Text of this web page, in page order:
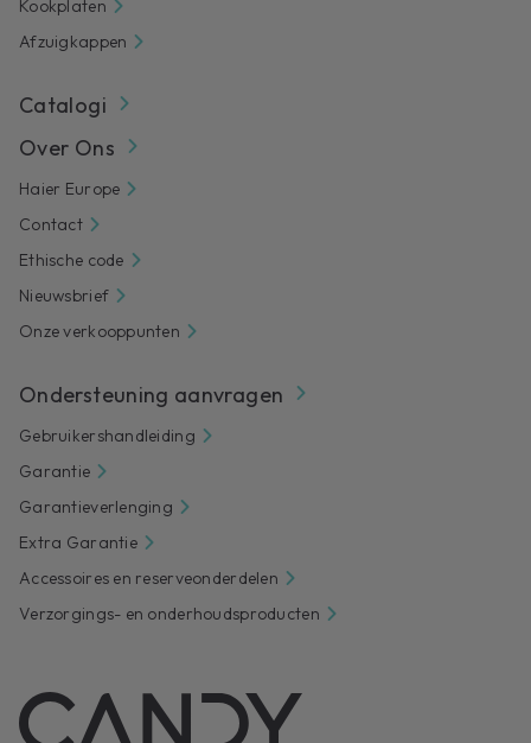
Kookplaten
Afzuigkappen
Catalogi
Over Ons
Haier Europe
Contact
Ethische code
Nieuwsbrief
Onze verkooppunten
Ondersteuning aanvragen
Gebruikershandleiding
Garantie
Garantieverlenging
Extra Garantie
Accessoires en reserveonderdelen
Verzorgings- en onderhoudsproducten